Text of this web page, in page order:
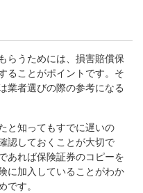
らうためには、損害賠償保
ることがポイントです。そ
業者選びの際の参考になる
と知ってもすでに遅いの
認しておくことが大切で
あれば保険証券のコピーを
に加入していることがわか
です。